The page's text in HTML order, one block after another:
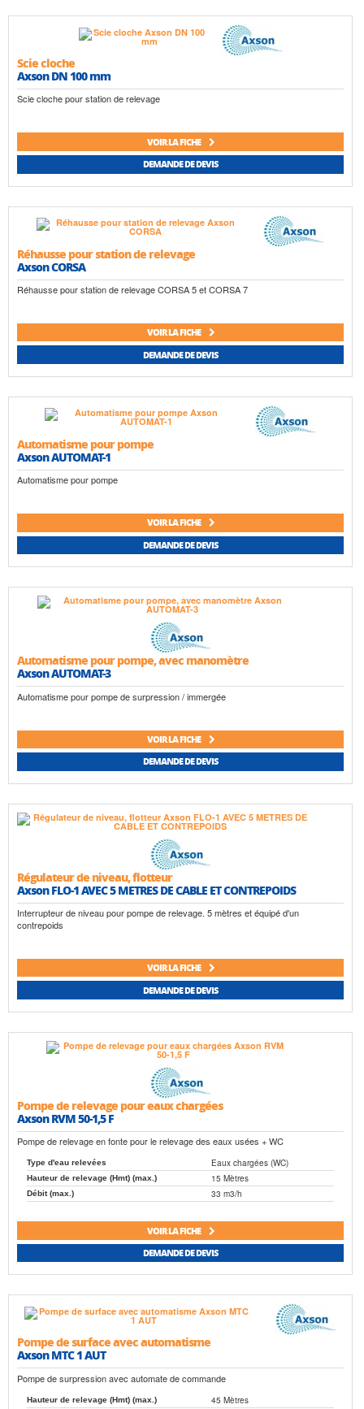
Scie cloche
Axson DN 100 mm
Scie cloche pour station de relevage
VOIR LA FICHE
DEMANDE DE DEVIS
Réhausse pour station de relevage
Axson CORSA
Réhausse pour station de relevage CORSA 5 et CORSA 7
VOIR LA FICHE
DEMANDE DE DEVIS
Automatisme pour pompe
Axson AUTOMAT-1
Automatisme pour pompe
VOIR LA FICHE
DEMANDE DE DEVIS
Automatisme pour pompe, avec manomètre
Axson AUTOMAT-3
Automatisme pour pompe de surpression / immergée
VOIR LA FICHE
DEMANDE DE DEVIS
Régulateur de niveau, flotteur
Axson FLO-1 AVEC 5 METRES DE CABLE ET CONTREPOIDS
Interrupteur de niveau pour pompe de relevage. 5 mètres et équipé d'un
contrepoids
VOIR LA FICHE
DEMANDE DE DEVIS
Pompe de relevage pour eaux chargées
Axson RVM 50-1,5 F
Pompe de relevage en fonte pour le relevage des eaux usées + WC
Type d'eau relevées Eaux chargées (WC)
Hauteur de relevage (Hmt) (max.) 15 Mètres
Débit (max.) 33 m3/h
VOIR LA FICHE
DEMANDE DE DEVIS
Pompe de surface avec automatisme
Axson MTC 1 AUT
Pompe de surpression avec automate de commande
Hauteur de relevage (Hmt) (max.) 45 Mètres